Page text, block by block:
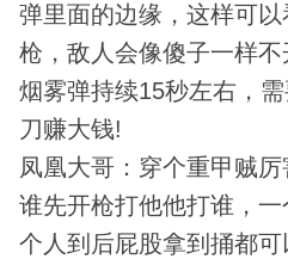
弹里面的边缘，这样可
枪，敌人会像傻子一样
烟雾弹持续15秒左右，
刀赚大钱!
凤凰大哥：穿个重甲贼厉
谁先开枪打他他打谁，
个人到后屁股拿到捅都